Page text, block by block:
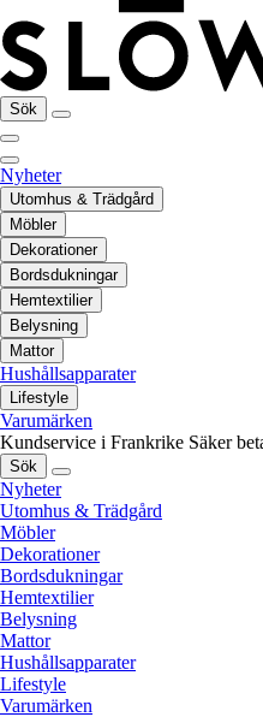
Sök
Nyheter
Utomhus & Trädgård
Möbler
Dekorationer
Bordsdukningar
Hemtextilier
Belysning
Mattor
Hushållsapparater
Lifestyle
Varumärken
Kundservice i Frankrike Säker
Sök
Nyheter
Utomhus & Trädgård
Möbler
Dekorationer
Bordsdukningar
Hemtextilier
Belysning
Mattor
Hushållsapparater
Lifestyle
Varumärken